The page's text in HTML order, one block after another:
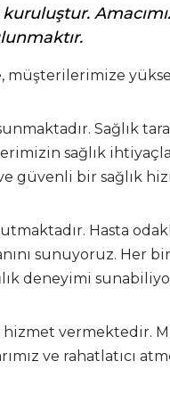
müşterilerimize
Sağlık
sağlık
güvenli bir sağlık
Hasta
sunuyoruz. Her
deneyimi
hizmet
ve